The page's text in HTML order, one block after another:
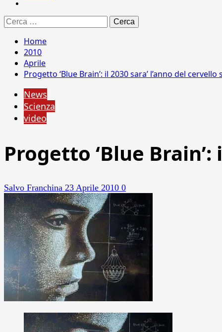
Ricerca
per:
Home
2010
Aprile
Progetto ‘Blue Brain’: il 2030 sara’ l’anno del
News
Scienza
video
Progetto ‘Blue
Salvo Franchina 23 Aprile 2010 0